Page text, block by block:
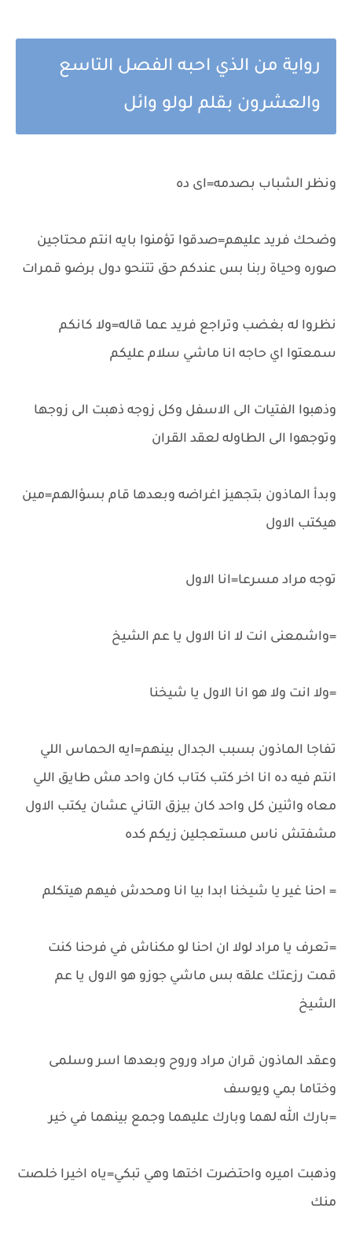
رواية من الذي احبه الفصل التاسع
والعشرون بقلم لولو وائل
ونظر الشباب بصدمه=اى ده
وضحك فريد عليهم=صدقوا تؤمنوا بايه انتم محتاجين
صوره وحياة ربنا بس عندكم حق تتنحو دول برضو قمرات
نظروا له بغضب وتراجع فريد عما قاله=ولا كانكم
سمعتوا اي حاجه انا ماشي سلام عليكم
وذهبوا الفتيات الى الاسفل وكل زوجه ذهبت الى زوجها
وتوجهوا الى الطاوله لعقد القران
وبدأ الماذون بتجهيز اغراضه وبعدها قام بسؤالهم=مين
هيكتب الاول
توجه مراد مسرعا=انا الاول
=واشمعنى انت لا انا الاول يا عم الشيخ
=ولا انت ولا هو انا الاول يا شيخنا
تفاجا الماذون بسبب الجدال بينهم=ايه الحماس اللي
انتم فيه ده انا اخر كتب كتاب كان واحد مش طايق اللي
معاه واثنين كل واحد كان بيزق التاني عشان يكتب الاول
مشفتش ناس مستعجلين زيكم كده
= احنا غير يا شيخنا ابدا بيا انا ومحدش فيهم هيتكلم
=تعرف يا مراد لولا ان احنا لو مكناش في فرحنا كنت
قمت رزعتك علقه بس ماشي جوزو هو الاول يا عم
الشيخ
وعقد الماذون قران مراد وروح وبعدها اسر وسلمى
وختاما بمي ويوسف
=بارك الله لهما وبارك عليهما وجمع بينهما في خير
وذهبت اميره واحتضرت اختها وهي تبكي=ياه اخيرا خلصت
منك